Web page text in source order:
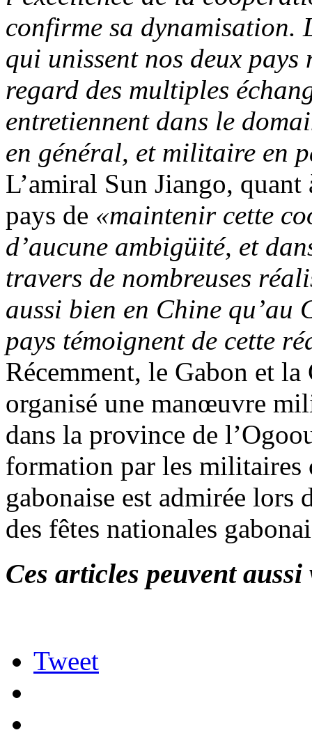
confirme sa dynamisation.
qui unissent nos deux
regard des multiples
entretiennent dans le
en général, et militaire en
L’amiral Sun Jiango,
pays de «maintenir cette
d’aucune ambigüité, et
travers de nombreuses
aussi bien en Chine qu’au
pays témoignent de cette
Récemment, le Gabon et
organisé une manœuvre
dans la province de
formation par les militaires
gabonaise est admirée lors
des fêtes nationales
Ces articles peuvent
Tweet